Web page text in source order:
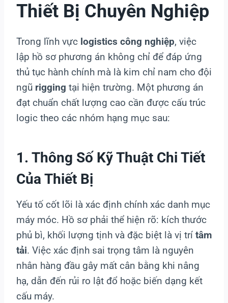
Thiết Bị Chuyên Nghiệp
Trong lĩnh vực logistics công nghiệp, việc
lập hồ sơ phương án không chỉ để đáp ứng
thủ tục hành chính mà là kim chỉ nam cho đội
ngũ rigging tại hiện trường. Một phương án
đạt chuẩn chất lượng cao cần được cấu trúc
logic theo các nhóm hạng mục sau:
1. Thông Số Kỹ Thuật Chi Tiết
Của Thiết Bị
Yếu tố cốt lõi là xác định chính xác danh mục
máy móc. Hồ sơ phải thể hiện rõ: kích thước
phủ bì, khối lượng tịnh và đặc biệt là vị trí tâm
tải. Việc xác định sai trọng tâm là nguyên
nhân hàng đầu gây mất cân bằng khi nâng
hạ, dẫn đến rủi ro lật đổ hoặc biến dạng kết
cấu máy.